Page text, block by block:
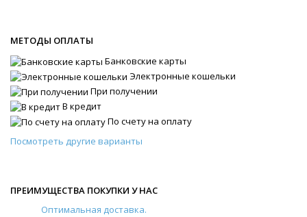
МЕТОДЫ ОПЛАТЫ
Банковские карты
Электронные кошельки
При получении
В кредит
По счету на оплату
Посмотреть другие варианты
ПРЕИМУЩЕСТВА ПОКУПКИ У НАС
Оптимальная доставка.